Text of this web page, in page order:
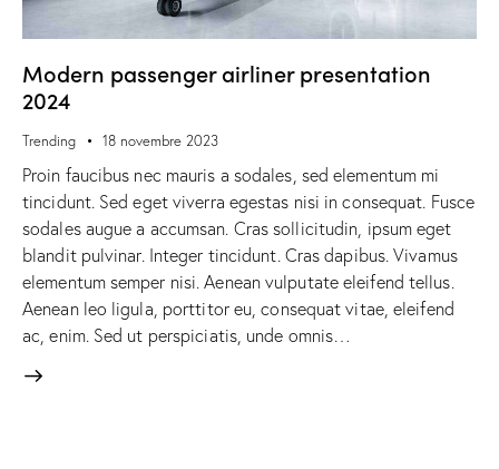
Modern passenger airliner presentation
2024
Trending 18 novembre 2023
Proin faucibus nec mauris a sodales, sed elementum mi
tincidunt. Sed eget viverra egestas nisi in consequat. Fusce
sodales augue a accumsan. Cras sollicitudin, ipsum eget
blandit pulvinar. Integer tincidunt. Cras dapibus. Vivamus
elementum semper nisi. Aenean vulputate eleifend tellus.
Aenean leo ligula, porttitor eu, consequat vitae, eleifend
ac, enim. Sed ut perspiciatis, unde omnis…